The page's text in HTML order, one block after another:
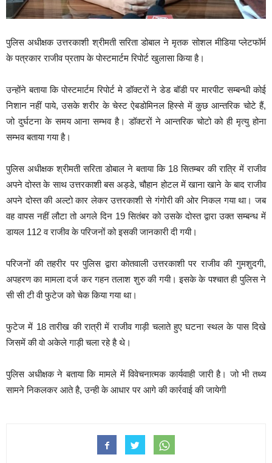
पुलिस अधीक्षक उत्तरकाशी श्रीमती सरिता डोबाल ने मृतक सोशल मीडिया प्लेटफॉर्म
के पत्रकार राजीव प्रताप के पोस्टमार्टम रिपोर्ट खुलासा किया है।
उन्होंने बताया कि पोस्टमार्टम रिपोर्ट मे डॉक्टरों ने डेड बॉडी पर मारपीट सम्बन्धी कोई
निशान नहीं पाये, उसके शरीर के चेस्ट ऐबडोमिनल हिस्से में कुछ आन्तरिक चोटे हैं,
जो दुर्घटना के समय आना सम्भव है। डॉक्टरों ने आन्तरिक चोटो को ही मृत्यु होना
सम्भव बताया गया है।
पुलिस अधीक्षक श्रीमती सरिता डोबाल ने बताया कि 18 सितम्बर की रात्रि में राजीव
अपने दोस्त के साथ उत्तरकाशी बस अड्डे, चौहान होटल में खाना खाने के बाद राजीव
अपने दोस्त की अल्टो कार लेकर उत्तरकाशी से गंगोरी की ओर निकल गया था। जब
वह वापस नहीं लौटा तो अगले दिन 19 सितंबर को उसके दोस्त द्वारा उक्त सम्बन्ध में
डायल 112 व राजीव के परिजनों को इसकी जानकारी दी गयी।
परिजनों की तहरीर पर पुलिस द्वारा कोतवाली उत्तरकाशी पर राजीव की गुमशुदगी,
अपहरण का मामला दर्ज कर गहन तलाश शुरु की गयी। इसके के पश्चात ही पुलिस ने
सी सी टी वी फुटेज को चेक किया गया था।
फुटेज में 18 तारीख की रात्री में राजीव गाड़ी चलाते हुए घटना स्थल के पास दिखे
जिसमें की वो अकेले गाड़ी चला रहे है थे।
पुलिस अधीक्षक ने बताया कि मामले में विवेचनात्मक कार्यवाही जारी है। जो भी तथ्य
सामने निकलकर आते है, उन्ही के आधार पर आगे की कार्रवाई की जायेगी